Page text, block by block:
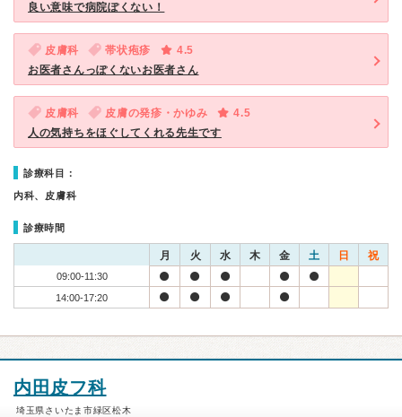
良い意味で病院ぽくない！
皮膚科 帯状疱疹
4.5
お医者さんっぽくないお医者さん
皮膚科 皮膚の発疹・かゆみ
4.5
人の気持ちをほぐしてくれる先生です
診療科目：
内科、皮膚科
診療時間
月 火 水 木 金 土 日 祝
09:00-11:30
14:00-17:20
内田皮フ科
埼玉県さいたま市緑区松木